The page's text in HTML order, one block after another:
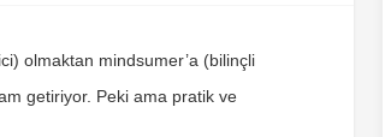
olmaktan mindsumer’a (bilinçli
getiriyor. Peki ama pratik ve